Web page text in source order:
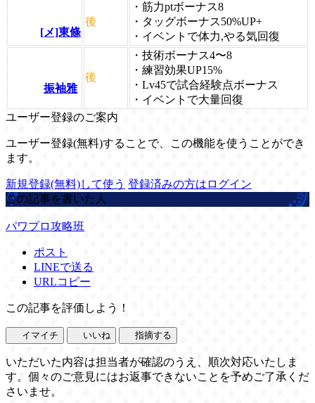
[メ]東條
後
・筋力ptボーナス8
・タッグボーナス50%UP+
・イベントで体力,やる気回復
振袖雅
後
・技術ボーナス4〜8
・練習効果UP15%
・Lv45で試合経験点ボーナス
・イベントで大量回復
ユーザー登録のご案内
ユーザー登録(無料)することで、この機能を使うことができ
ます。
新規登録(無料)して使う 登録済みの方はログイン
この記事を書いた人
パワプロ攻略班
ポスト
LINEで送る
URLコピー
この記事を評価しよう！
イマイチ いいね 指摘する
いただいた内容は担当者が確認のうえ、順次対応いたしま
す。個々のご意見にはお返事できないことを予めご了承くだ
さいませ。